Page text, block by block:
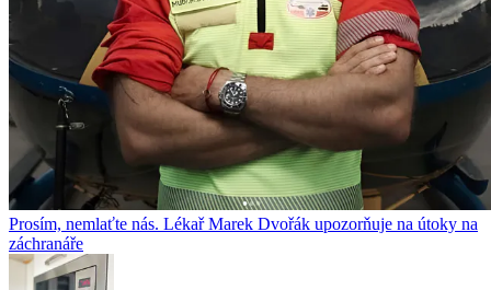
Prosím, nemlaťte nás. Lékař Marek Dvořák upozorňuje na útoky na
záchranáře